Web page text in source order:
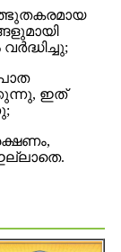
പാത
ഇത്